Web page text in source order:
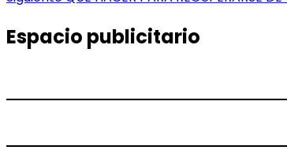
de
entradas
Espacio publicitario